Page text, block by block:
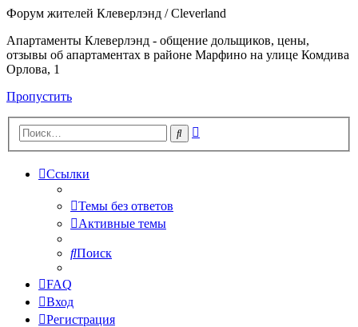
Форум жителей Клеверлэнд / Cleverland
Апартаменты Клеверлэнд - общение дольщиков, цены,
отзывы об апартаментах в районе Марфино на улице Комдива
Орлова, 1
Пропустить
Поиск
Ссылки
Темы без ответов
Активные темы
Поиск
FAQ
Вход
Регистрация